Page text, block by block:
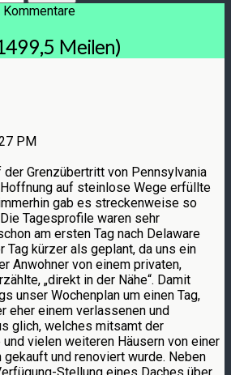
Meilen)
PM
Grenzübertritt von Pennsylvania
auf steinlose Wege erfüllte
gab es streckenweise so
Tagesprofile waren sehr
am ersten Tag nach Delaware
Tag kürzer als geplant, da uns ein
Anwohner von einem privaten,
„direkt in der Nähe“. Damit
unser Wochenplan um einen Tag,
eher einem verlassenen und
glich, welches mitsamt der
vielen weiteren Häusern von einer
und renoviert wurde. Neben
Stellung eines Daches über